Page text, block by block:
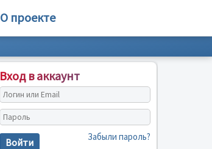
О проекте
Вход в аккаунт
Войти Забыли пароль?